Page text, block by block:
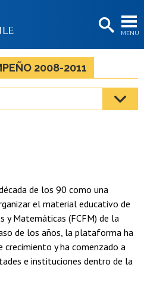
MENÚ
2008-2011
de los 90 como una
el material educativo de
y Matemáticas (FCFM) de la
de los años, la plataforma ha
y ha comenzado a
e instituciones dentro de la